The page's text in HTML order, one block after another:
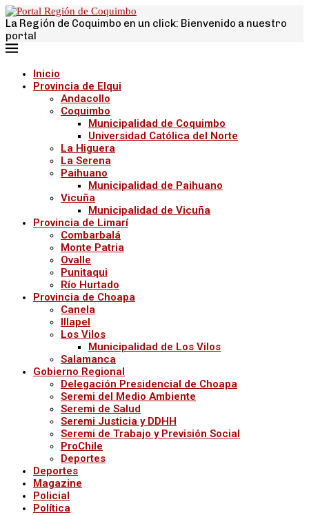
La Región de Coquimbo en un click: Bienvenido a nuestro
portal
Inicio
Provincia de Elqui
Andacollo
Coquimbo
Municipalidad de Coquimbo
Universidad Católica del Norte
La Higuera
La Serena
Paihuano
Municipalidad de Paihuano
Vicuña
Municipalidad de Vicuña
Provincia de Limarí
Combarbalá
Monte Patria
Ovalle
Punitaqui
Río Hurtado
Provincia de Choapa
Canela
Illapel
Los Vilos
Municipalidad de Los Vilos
Salamanca
Gobierno Regional
Delegación Presidencial de Choapa
Seremi del Medio Ambiente
Seremi de Salud
Seremi Justicia y DDHH
Seremi de Trabajo y Previsión Social
ProChile
Deportes
Deportes
Magazine
Policial
Política